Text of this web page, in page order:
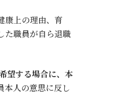
康上の理由、育
た職員が自ら退職
望する場合に、本
本人の意思に反し